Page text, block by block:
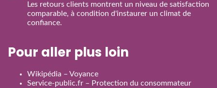
Les retours clients montrent un niveau de satisfaction
comparable, à condition d'instaurer un climat de
confiance.
Pour aller plus loin
Wikipédia – Voyance
Service‑public.fr – Protection du consommateur